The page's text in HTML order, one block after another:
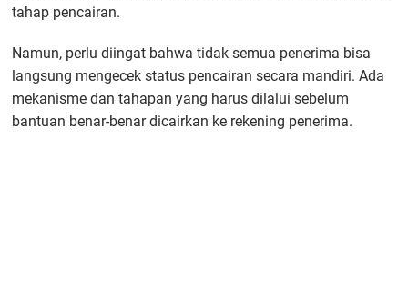
tahap pencairan.
Namun, perlu diingat bahwa tidak semua penerima bisa
langsung mengecek status pencairan secara mandiri. Ada
mekanisme dan tahapan yang harus dilalui sebelum
bantuan benar-benar dicairkan ke rekening penerima.